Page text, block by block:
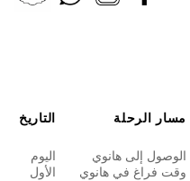
مسار الرحلة التاريخ
الوصول إلى هانوي
وقت فراغ في هانوي
اليوم
الأول